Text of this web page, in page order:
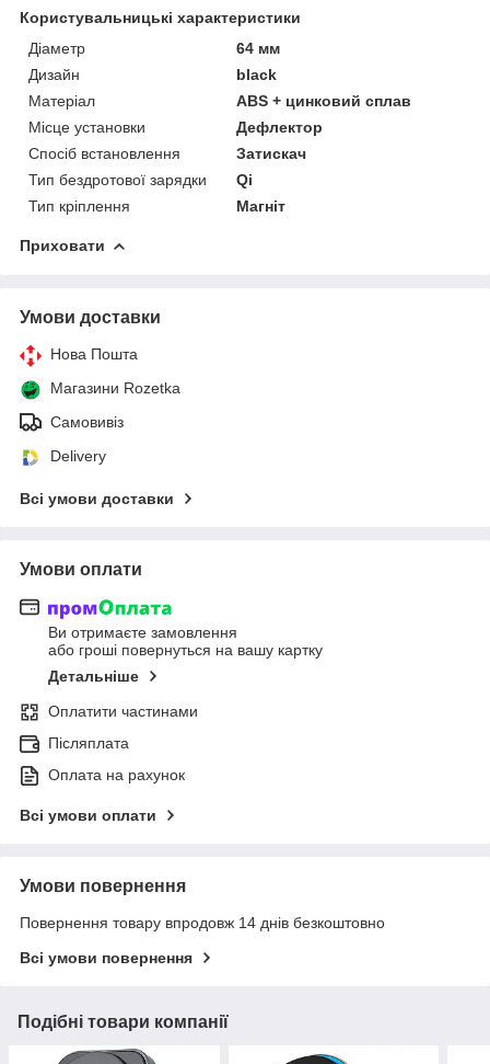
Користувальницькі характеристики
Діаметр
64 мм
Дизайн
black
Матеріал
ABS + цинковий сплав
Місце установки
Дефлектор
Спосіб встановлення
Затискач
Тип бездротової зарядки
Qi
Тип кріплення
Магніт
Приховати
Умови доставки
Нова Пошта
Магазини Rozetka
Самовивіз
Delivery
Всі умови доставки
Умови оплати
Ви отримаєте замовлення
або гроші повернуться на вашу картку
Детальніше
Оплатити частинами
Післяплата
Оплата на рахунок
Всі умови оплати
Умови повернення
Повернення товару впродовж 14 днів безкоштовно
Всі умови повернення
Подібні товари компанії